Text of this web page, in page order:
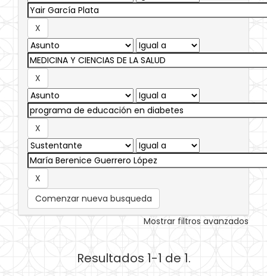
Comenzar nueva busqueda
Mostrar filtros avanzados
Resultados 1-1 de 1.